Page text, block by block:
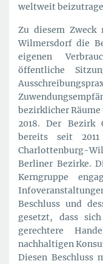
weltweit
Zu diesem
Wilmersdorf die
eigenen
öffentliche
bezirklicher Räume
2018. Der Bezirk
bereits seit
Charlottenburg-
Berliner Bezirke.
Kerngruppe
Beschluss und
gesetzt, dass
gerechtere
nachhaltigen
Diesen Beschluss